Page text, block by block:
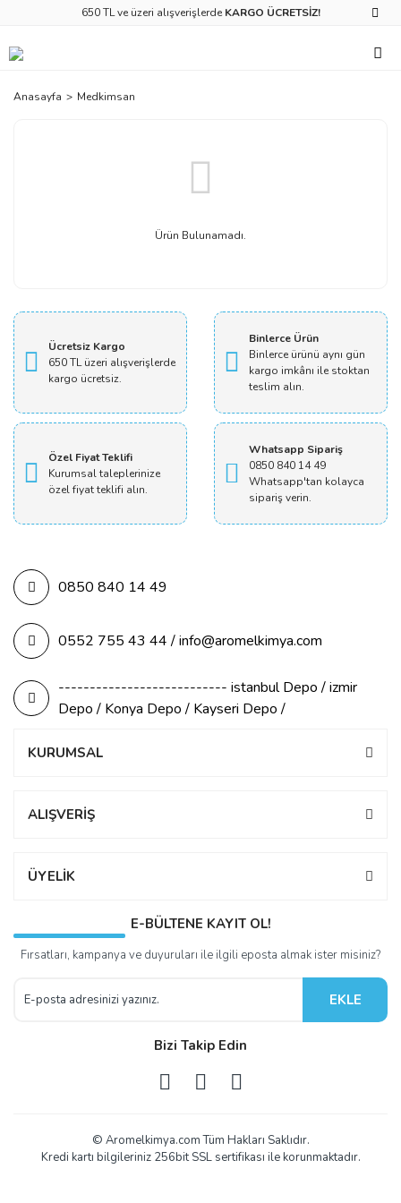
650 TL ve üzeri alışverişlerde KARGO ÜCRETSİZ!
Anasayfa Medkimsan
Ürün Bulunamadı.
Ücretsiz Kargo
650 TL üzeri alışverişlerde
kargo ücretsiz.
Binlerce Ürün
Binlerce ürünü aynı gün
kargo imkânı ile stoktan
teslim alın.
Özel Fiyat Teklifi
Kurumsal taleplerinize
özel fiyat teklifi alın.
Whatsapp Sipariş
0850 840 14 49
Whatsapp'tan kolayca
sipariş verin.
0850 840 14 49
0552 755 43 44 / info@aromelkimya.com
--------------------------- istanbul Depo / izmir
Depo / Konya Depo / Kayseri Depo /
KURUMSAL
ALIŞVERİŞ
ÜYELİK
E-BÜLTENE KAYIT OL!
Fırsatları, kampanya ve duyuruları ile ilgili eposta almak ister misiniz?
EKLE
Bizi Takip Edin
© Aromelkimya.com Tüm Hakları Saklıdır.
Kredi kartı bilgileriniz 256bit SSL sertifikası ile korunmaktadır.